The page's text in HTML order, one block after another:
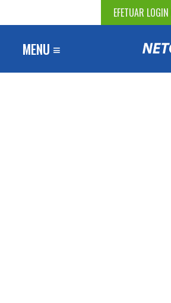
EFETUAR
MENU ≡